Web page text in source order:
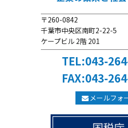
〒260-0842
千葉市中央区南町2-22-5
ケープビル 2階 201
TEL:043-
FAX:043-
メールフォ